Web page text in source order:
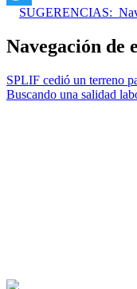
Twitter
SUGERENCIAS:
Navegación de
SPLIF cedió un terreno
Buscando una salidad